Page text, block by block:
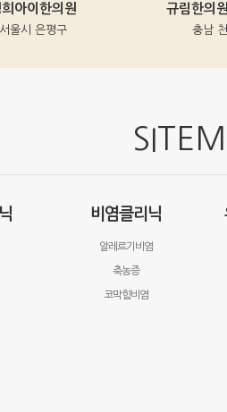
규림한의원(천안점)
비염클리닉
알레르기비염
축농증
코막힘비염